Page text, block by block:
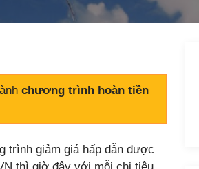
chương trình hoàn tiền
trình giảm giá hấp dẫn được